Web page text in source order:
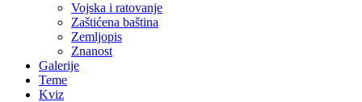
Vojska i ratovanje
Zaštićena baština
Zemljopis
Znanost
Galerije
Teme
Kviz